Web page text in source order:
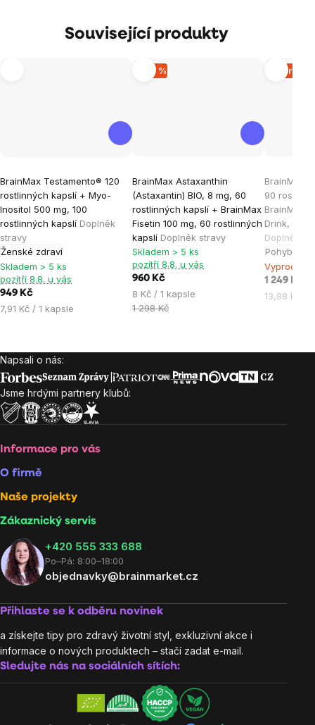
Související produkty
BrainMax Testamento® 120
rostlinných kapslí + Myo-
Inositol 500 mg, 100
rostlinných kapslí Doplněk
stravy
Ženské zdraví
hodnocení
produktu
je
5,0
z
5
hvězdiček.
Skladem > 5 ks
pozítří 8.8. u vás
949 Kč
Měrná
7,91 Kč / 1 kapsle
–26 %
BrainMax Astaxanthin
(Astaxantin) BIO, 8 mg, 60
rostlinných kapslí + BrainMax
Fisetin 100 mg, 60 rostlinných
kapslí Doplněk stravy
hodnocení
produktu
je
5,0
z
5
hvězdiček.
Skladem > 5 ks
pozítří 8.8. u vás
960 Kč
Měrná
cena:
8 Kč / 1 kapsle
1 298 Kč
BrainMax
90
BrainMax
Drink,
Doplněk
Pohybový
produktu
je
5,0
z
5
Vyprodáno
1 249 Kč
Měrná
13,88 Kč /
Zápatí
Napsali o nás:
Jsme hrdými partnery klubů:
Informace pro vás
O firmě
Naše projekty
Zákaznický servis
‭+420 555 333 688
Po–Pá: 8:00–18:00
objednavky@brainmarket.cz
Přihlaste se k odběru novinek
a získejte tipy pro zdravý životní styl, exkluzivní akce i
informace o nových produktech – stačí zadat e-mail.
Sledujte nás na sociálních sítích: